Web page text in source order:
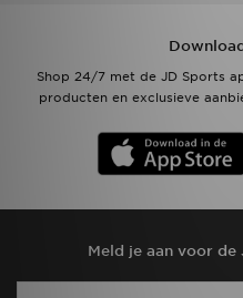
Shop 24/7 met de JD Sports
producten en exclusieve
Meld je aan voor